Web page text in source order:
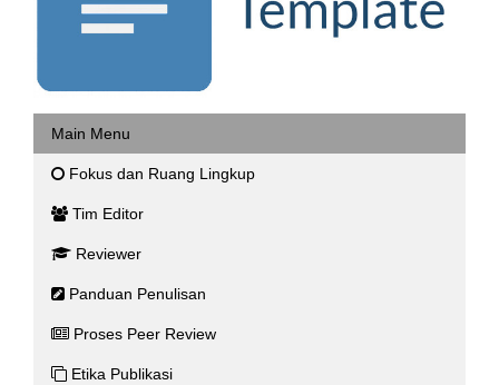
Main Menu
Fokus dan Ruang Lingkup
Tim Editor
Reviewer
Panduan Penulisan
Proses Peer Review
Etika Publikasi